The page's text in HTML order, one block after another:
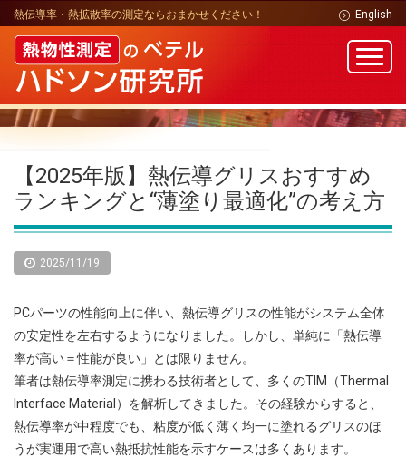
熱伝導率・熱拡散率の測定ならおまかせください！ English
【2025年版】熱伝導グリスおすすめ
ランキングと“薄塗り最適化”の考え方
2025/11/19
PCパーツの性能向上に伴い、熱伝導グリスの性能がシステム全体
の安定性を左右するようになりました。しかし、単純に「熱伝導
率が高い＝性能が良い」とは限りません。
筆者は熱伝導率測定に携わる技術者として、多くのTIM（Thermal
Interface Material）を解析してきました。その経験からすると、
熱伝導率が中程度でも、粘度が低く薄く均一に塗れるグリスのほ
うが実運用で高い熱抵抗性能を示すケースは多くあります。